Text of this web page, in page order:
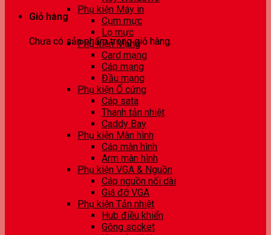
Giỏ hàng
Chưa có sản phẩm trong giỏ hàng.
Phụ kiện Máy in
Cụm mực
Lọ mực
Phụ kiện Mạng
Card mạng
Cáp mạng
Đầu mạng
Phụ kiện Ổ cứng
Cáp sata
Thanh tản nhiệt
Caddy Bay
Phụ kiện Màn hình
Cáp màn hình
Arm màn hình
Phụ kiện VGA & Nguồn
Cáp nguồn nối dài
Giá đỡ VGA
Phụ kiện Tản nhiệt
Hub điều khiển
Gông socket